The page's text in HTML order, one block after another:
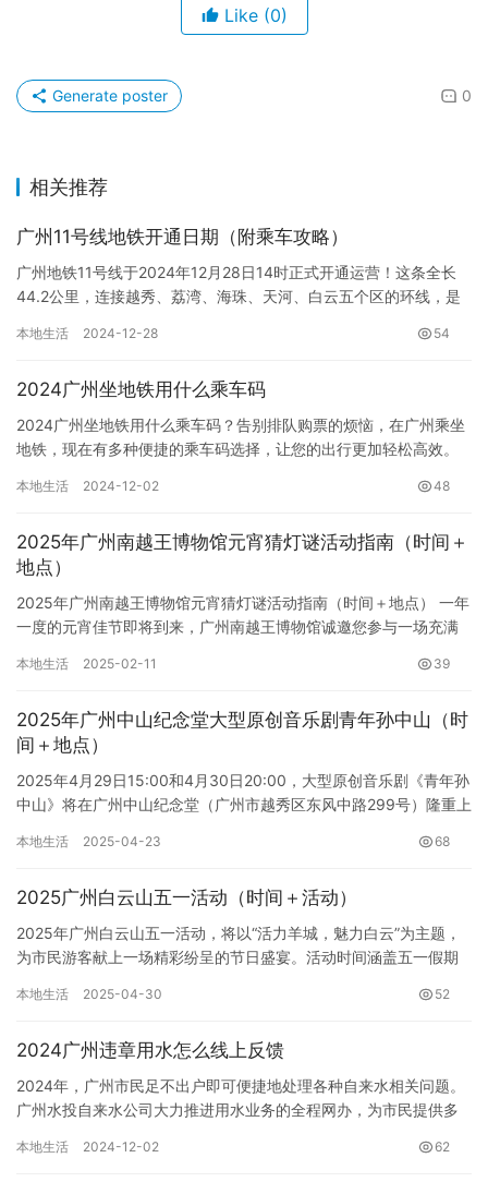
Like (0)
0
Generate poster
相关推荐
广州11号线地铁开通日期（附乘车攻略）
广州地铁11号线于2024年12月28日14时正式开通运营！这条全长
44.2公里，连接越秀、荔湾、海珠、天河、白云五个区的环线，是
本地生活 2024-12-28 54
2024广州坐地铁用什么乘车码
2024广州坐地铁用什么乘车码？告别排队购票的烦恼，在广州乘坐
地铁，现在有多种便捷的乘车码选择，让您的出行更加轻松高效。
方…
本地生活 2024-12-02 48
2025年广州南越王博物馆元宵猜灯谜活动指南（时间＋
地点）
2025年广州南越王博物馆元宵猜灯谜活动指南（时间＋地点） 一年
一度的元宵佳节即将到来，广州南越王博物馆诚邀您参与一场充满
本地生活 2025-02-11 39
2025年广州中山纪念堂大型原创音乐剧青年孙中山（时
间＋地点）
2025年4月29日15:00和4月30日20:00，大型原创音乐剧《青年孙
中山》将在广州中山纪念堂（广州市越秀区东风中路299号）隆重上
本地生活 2025-04-23 68
2025广州白云山五一活动（时间＋活动）
2025年广州白云山五一活动，将以“活力羊城，魅力白云”为主题，
为市民游客献上一场精彩纷呈的节日盛宴。活动时间涵盖五一假期
本地生活 2025-04-30 52
2024广州违章用水怎么线上反馈
2024年，广州市民足不出户即可便捷地处理各种自来水相关问题。
广州水投自来水公司大力推进用水业务的全程网办，为市民提供多
水…
本地生活 2024-12-02 62